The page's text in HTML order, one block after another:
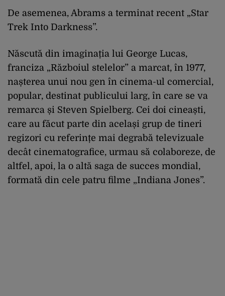
De asemenea, Abrams a terminat recent „Star
Trek Into Darkness”.
Născută din imaginația lui George Lucas,
franciza „Războiul stelelor” a marcat, în 1977,
nașterea unui nou gen în cinema-ul comercial,
popular, destinat publicului larg, în care se va
remarca și Steven Spielberg. Cei doi cineaști,
care au făcut parte din același grup de tineri
regizori cu referințe mai degrabă televizuale
decât cinematografice, urmau să colaboreze, de
altfel, apoi, la o altă saga de succes mondial,
formată din cele patru filme „Indiana Jones”.